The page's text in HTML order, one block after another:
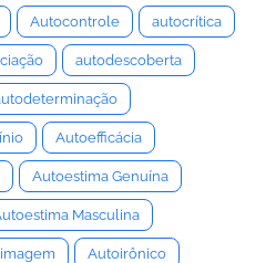
Autocontrole autocrítica
autodescoberta
Autoefficácia
Autoestima Genuína
Masculina
Autoirônico